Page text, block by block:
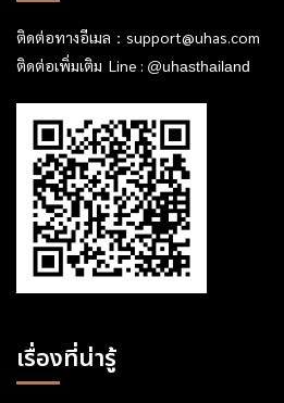
ติดต่อทางอีเมล： support@uhas.com
ติดต่อเพิ่มเติม Line : @uhasthailand
เรื่องที่น่ารู้